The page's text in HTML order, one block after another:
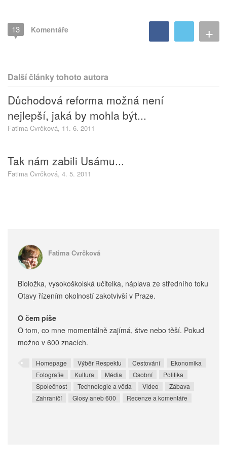
13 Komentáře +
Další články tohoto autora
Důchodová reforma možná není
nejlepší, jaká by mohla být...
Fatima Cvrčková, 11. 6. 2011
Tak nám zabili Usámu...
Fatima Cvrčková, 4. 5. 2011
Fatima Cvrčková
Bioložka, vysokoškolská učitelka, náplava ze středního toku
Otavy řízením okolností zakotvivší v Praze.
O čem píše
O tom, co mne momentálně zajímá, štve nebo těší. Pokud
možno v 600 znacích.
Homepage Výběr Respektu Cestování
Ekonomika
Fotografie
Kultura Média Osobní
Politika
Společnost
Technologie a věda Video
Zábava
Zahraničí
Glosy aneb 600 Recenze a komentáře